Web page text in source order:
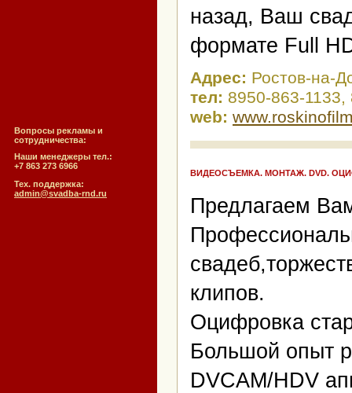
Вопросы рекламы и
сотрудничества:
Наши менеджеры тел.:
+7 863 273 6966
Тех. поддержка:
admin@svadba-rnd.ru
назад, Ваш
формате Full
Адрес: Ростов-на-
тел: 8950-863-
web:
ВИДЕОСЪЕМКА. МОНТАЖ. DVD.
Предлагаем
клипов.
Оцифровка
Большой опыт
DVCAM/HDV